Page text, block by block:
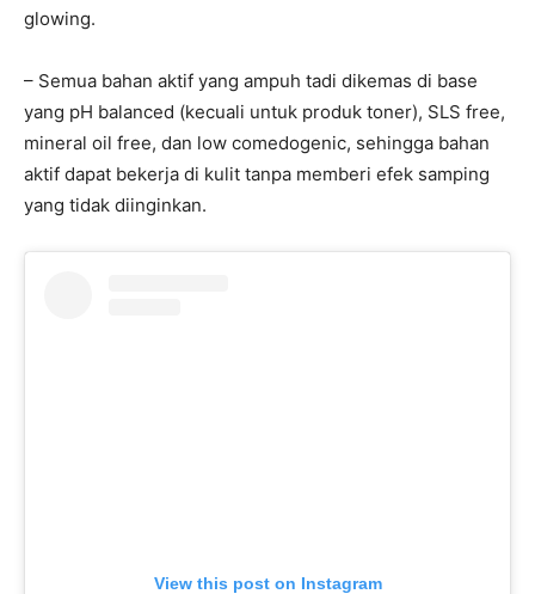
glowing.
– Semua bahan aktif yang ampuh tadi dikemas di base
yang pH balanced (kecuali untuk produk toner), SLS free,
mineral oil free, dan low comedogenic, sehingga bahan
aktif dapat bekerja di kulit tanpa memberi efek samping
yang tidak diinginkan.
View this post on Instagram